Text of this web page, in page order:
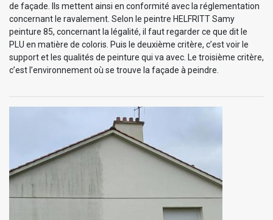
de façade. Ils mettent ainsi en conformité avec la réglementation
concernant le ravalement. Selon le peintre HELFRITT Samy
peinture 85, concernant la légalité, il faut regarder ce que dit le
PLU en matière de coloris. Puis le deuxième critère, c’est voir le
support et les qualités de peinture qui va avec. Le troisième critère,
c’est l’environnement où se trouve la façade à peindre.